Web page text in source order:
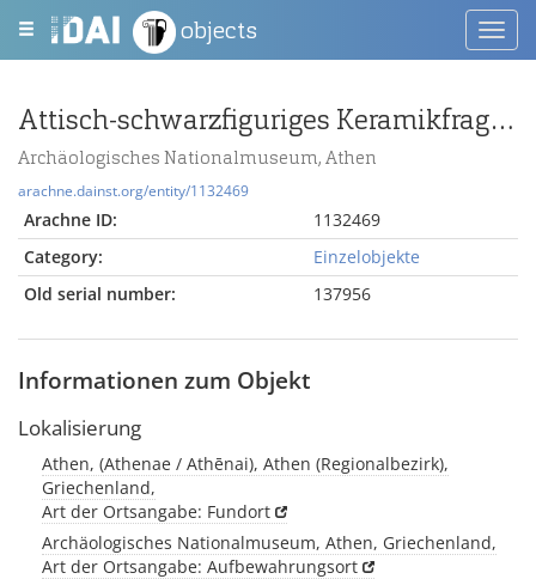
objects
Attisch-schwarzfiguriges Keramikfragment mit Hermes
Archäologisches Nationalmuseum, Athen
arachne.dainst.org/entity/1132469
Arachne ID:
1132469
Category:
Einzelobjekte
Old serial number:
137956
Informationen zum Objekt
Lokalisierung
Athen, (Athenae / Athēnai), Athen (Regionalbezirk),
Griechenland,
Art der Ortsangabe: Fundort
Archäologisches Nationalmuseum, Athen, Griechenland,
Art der Ortsangabe: Aufbewahrungsort